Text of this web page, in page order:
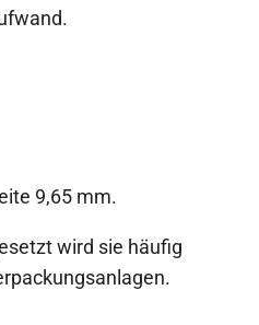
9,65 mm.
wird sie häufig